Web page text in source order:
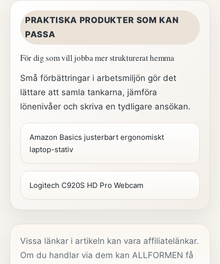
PRAKTISKA PRODUKTER SOM KAN
PASSA
För dig som vill jobba mer strukturerat hemma
Små förbättringar i arbetsmiljön gör det
lättare att samla tankarna, jämföra
lönenivåer och skriva en tydligare ansökan.
Amazon Basics justerbart ergonomiskt
laptop-stativ
Logitech C920S HD Pro Webcam
Vissa länkar i artikeln kan vara affiliatelänkar.
Om du handlar via dem kan ALLFORMEN få